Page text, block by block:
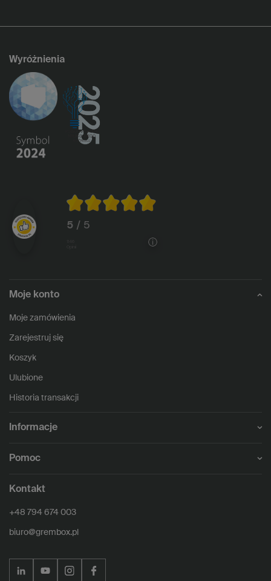
Wyróżnienia
5 / 5
Moje konto
Moje zamówienia
Zarejestruj się
Koszyk
Ulubione
Historia transakcji
Informacje
Pomoc
Kontakt
+48 794 674 003
biuro@grembox.pl